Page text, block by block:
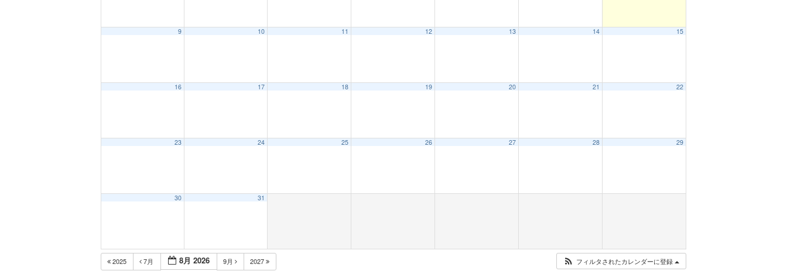
9 10 11 12 13 14 15
16 17 18 19 20 21 22
23 24 25 26 27 28 29
30 31
2025 7月 8月 2026 9月 2027 フィルタされたカレンダーに登録